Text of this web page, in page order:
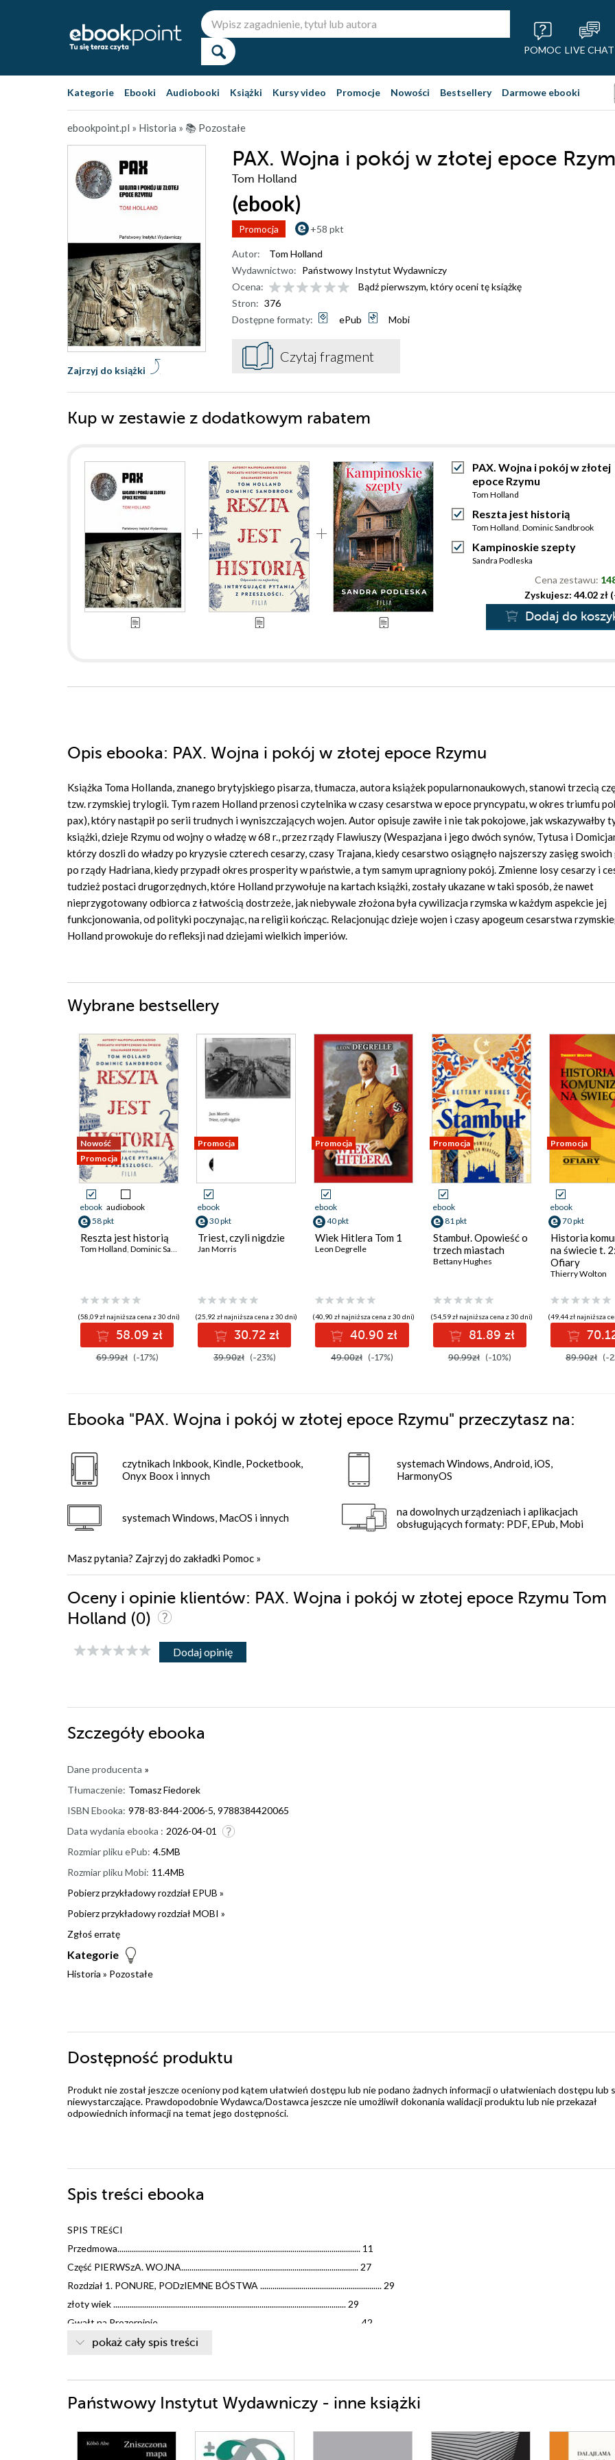
POMOC LIVE CHAT
Kategorie Ebooki Audiobooki Książki Kursy video Promocje Nowości Bestsellery Darmowe ebooki
ebookpoint.pl » Historia » 📚 Pozostałe
PAX. Wojna i pokój w złotej epoce
Tom Holland
(ebook)
Promocja +58 pkt
Zajrzyj do książki
Autor:
Tom Holland
Wydawnictwo: Państwowy Instytut Wydawniczy
Ocena:
Bądź pierwszym, który oceni tę książkę
Stron: 376
Dostępne formaty:
ePub Mobi
Czytaj fragment
Kup w zestawie z dodatkowym rabatem
PAX. Wojna i pokój w złotej
epoce Rzymu
Tom Holland
Reszta jest historią
Tom Holland, Dominic Sandbrook
Kampinoskie szepty
Sandra Podleska
Cena zestawu:
Zyskujesz: 44.02 zł
Dodaj do
Opis ebooka: PAX. Wojna i pokój w złotej epoce Rzymu
Książka Toma Hollanda, znanego brytyjskiego pisarza, tłumacza, autora książek popularnonaukowych, stanowi trzecią
tzw. rzymskiej trylogii. Tym razem Holland przenosi czytelnika w czasy cesarstwa w epoce pryncypatu, w okres triumfu
pax), który nastąpił po serii trudnych i wyniszczających wojen. Autor opisuje zawiłe i nie tak pokojowe, jak wskazywałby
książki, dzieje Rzymu od wojny o władzę w 68 r., przez rządy Flawiuszy (Wespazjana i jego dwóch synów, Tytusa i
którzy doszli do władzy po kryzysie czterech cesarzy, czasy Trajana, kiedy cesarstwo osiągnęło najszerszy zasięg swoich
po rządy Hadriana, kiedy przypadł okres prosperity w państwie, a tym samym upragniony pokój. Zmienne losy cesarzy i
tudzież postaci drugorzędnych, które Holland przywołuje na kartach książki, zostały ukazane w taki sposób, że nawet
nieprzygotowany odbiorca z łatwością dostrzeże, jak niebywale złożona była cywilizacja rzymska w każdym aspekcie jej
funkcjonowania, od polityki poczynając, na religii kończąc. Relacjonując dzieje wojen i czasy apogeum cesarstwa
Holland prowokuje do refleksji nad dziejami wielkich imperiów.
Wybrane bestsellery
Nowość
Promocja
ebook audiobook
58 pkt
Reszta jest historią
Tom Holland, Dominic Sandbrook
(58,09 zł najniższa cena z 30 dni)
58.09 zł
69.99zł (-17%)
Promocja
ebook
30 pkt
Triest, czyli nigdzie
Jan Morris
(25,92 zł najniższa cena z 30 dni)
30.72 zł
39.90zł (-23%)
Promocja
ebook
40 pkt
Wiek Hitlera Tom 1
Leon Degrelle
(40,90 zł najniższa cena z 30 dni)
40.90 zł
49.00zł (-17%)
Promocja
ebook
81 pkt
Stambuł. Opowieść o
trzech miastach
Bettany Hughes
(54,59 zł najniższa cena z 30 dni)
81.89 zł
90.99zł (-10%)
Promocja
ebook
70 pkt
Historia
na świecie t. 2:
Ofiary
Thierry Wolton
(49,44 zł najniższa
89.90zł (-
Ebooka "PAX. Wojna i pokój w złotej epoce Rzymu" przeczytasz na:
czytnikach Inkbook, Kindle, Pocketbook,
Onyx Boox i innych
systemach Windows, MacOS i innych
systemach Windows, Android, iOS,
HarmonyOS
na dowolnych urządzeniach i aplikacjach
obsługujących formaty: PDF, EPub, Mobi
Masz pytania? Zajrzyj do zakładki Pomoc »
Oceny i opinie klientów: PAX. Wojna i pokój w złotej epoce Rzymu Tom
Holland (0)
Dodaj opinię
Szczegóły ebooka
Dane producenta »
Tłumaczenie: Tomasz Fiedorek
ISBN Ebooka: 978-83-844-2006-5, 9788384420065
Data wydania ebooka : 2026-04-01
Rozmiar pliku ePub: 4.5MB
Rozmiar pliku Mobi: 11.4MB
Pobierz przykładowy rozdział EPUB »
Pobierz przykładowy rozdział MOBI »
Zgłoś erratę
Kategorie
Historia » Pozostałe
Dostępność produktu
Produkt nie został jeszcze oceniony pod kątem ułatwień dostępu lub nie podano żadnych informacji o ułatwieniach dostępu lub
niewystarczające. Prawdopodobnie Wydawca/Dostawca jeszcze nie umożliwił dokonania walidacji produktu lub nie przekazał
odpowiednich informacji na temat jego dostępności.
Spis treści ebooka
SPIS TREśCI
Przedmowa...................................................................................................................... 11
Część PIERWSzA. WOJNA...................................................................................... 27
Rozdział 1. PONURE, PODzIEMNE BÓSTWA ........................................................... 29
złoty wiek ................................................................................................................. 29
Gwałt na Prozerpinie ................................................................................................. 42
Powrót do przyszłości ............................................................................................... 52
Rozdział 2. CzTEREJ CESARzE .................................................................................. 68
Bunt nad Renem ........................................................................................................ 68
Lud bardzo osobliwy ................................................................................................. 81
Piękny zapach............................................................................................................ 94
Czwarta bestia ......................................................................................................... 104
pokaż cały spis treści
Państwowy Instytut Wydawniczy - inne książki